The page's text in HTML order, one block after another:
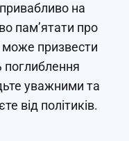
на
пам’ятати про
може призвести
поглиблення
уважними та
від політиків.